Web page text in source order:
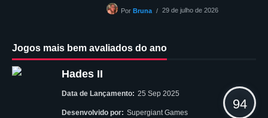
Por Bruna 29 de julho de 2026
Jogos mais bem avaliados do ano
Hades II
Data de Lançamento: 25 Sep 2025
Desenvolvido por: Supergiant Games
94